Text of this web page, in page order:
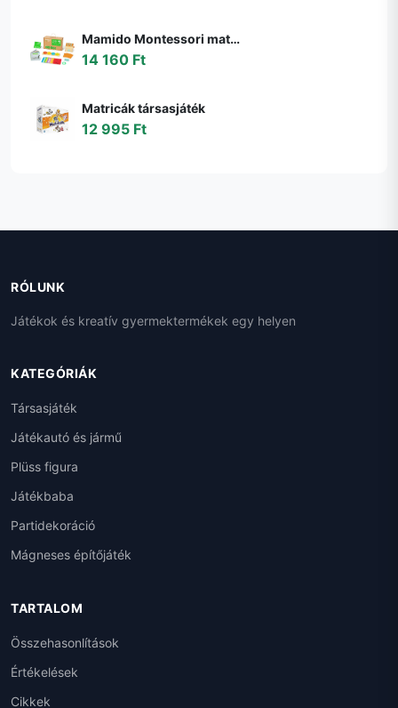
Mamido Montessori matematikai doboz gyerekeknek
14 160 Ft
Matricák társasjáték
12 995 Ft
RÓLUNK
Játékok és kreatív gyermektermékek egy helyen
KATEGÓRIÁK
Társasjáték
Játékautó és jármű
Plüss figura
Játékbaba
Partidekoráció
Mágneses építőjáték
TARTALOM
Összehasonlítások
Értékelések
Cikkek